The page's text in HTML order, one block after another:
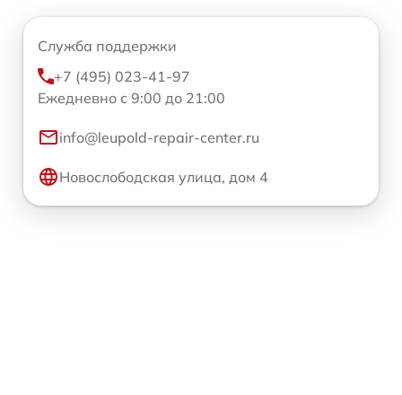
Служба поддержки
+7 (495) 023-41-97
Ежедневно с 9:00 до 21:00
info@leupold-repair-center.ru
Новослободская улица, дом 4